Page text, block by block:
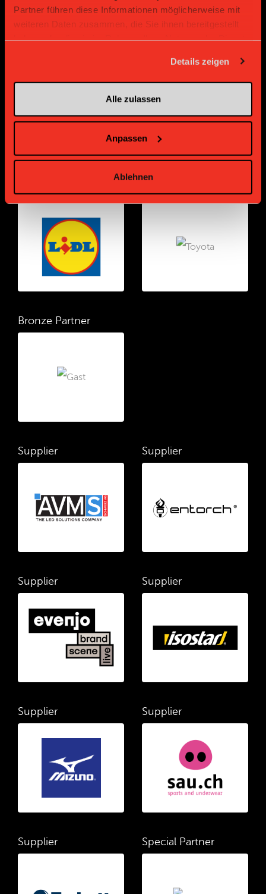
Partner führen diese Informationen möglicherweise mit
weiteren Daten zusammen, die Sie ihnen bereitgestellt
Details zeigen
Alle zulassen
Anpassen
Ablehnen
Gold Partner
Gold Partner Gold Partner
Bronze Partner
Supplier Supplier
Supplier Supplier
Supplier Supplier
Supplier Special Partner